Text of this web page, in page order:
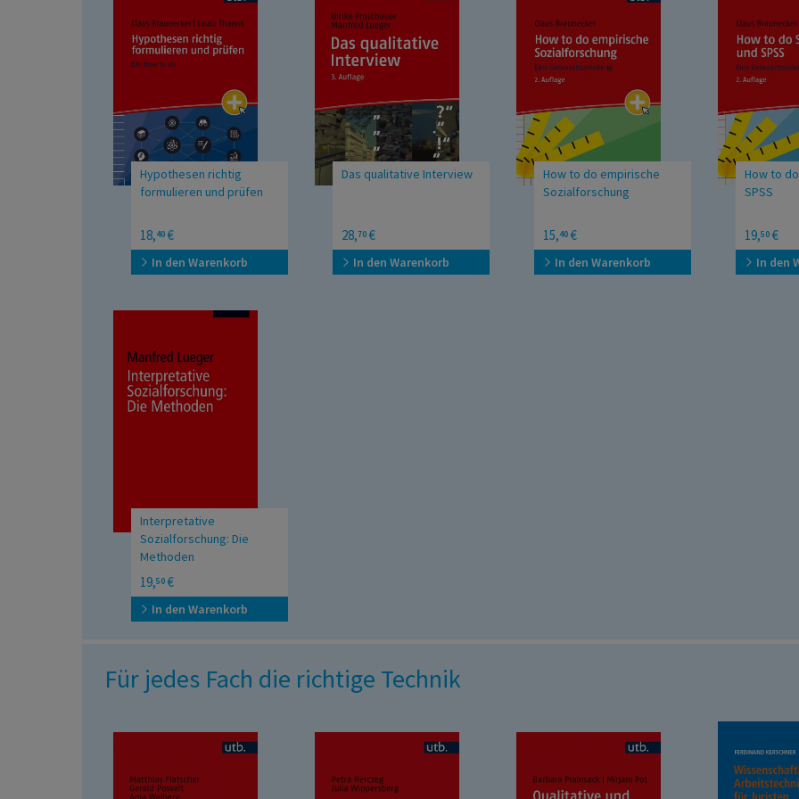
Hypothesen richtig
formulieren und prüfen
Ein How to do
18,40 €
In den Warenkorb
Das qualitative Interview
Zur Praxis interpretativer
Analyse sozialer Systeme
28,70 €
In den Warenkorb
How to do empirische
Sozialforschung
Eine Gebrauchsanleitung
15,40 €
In den Warenkorb
How to
SPSS
Eine
19,50 €
In den
Interpretative
Sozialforschung: Die
Methoden
UTB Uni Taschenbücher
19,50 €
In den Warenkorb
Für jedes Fach die richtige Technik